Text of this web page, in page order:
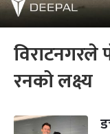
विराटनगरले
रनको लक्ष्य